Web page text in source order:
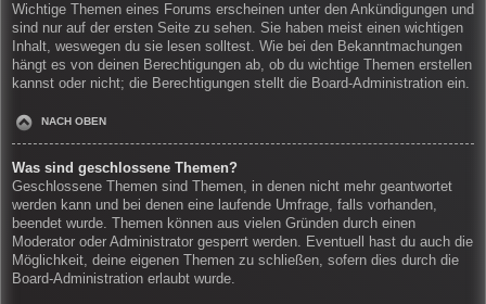
Wichtige Themen eines Forums erscheinen unter den Ankündigungen und
sind nur auf der ersten Seite zu sehen. Sie haben meist einen wichtigen
Inhalt, weswegen du sie lesen solltest. Wie bei den Bekanntmachungen
hängt es von deinen Berechtigungen ab, ob du wichtige Themen erstellen
kannst oder nicht; die Berechtigungen stellt die Board-Administration ein.
NACH OBEN
Was sind geschlossene Themen?
Geschlossene Themen sind Themen, in denen nicht mehr geantwortet
werden kann und bei denen eine laufende Umfrage, falls vorhanden,
beendet wurde. Themen können aus vielen Gründen durch einen
Moderator oder Administrator gesperrt werden. Eventuell hast du auch die
Möglichkeit, deine eigenen Themen zu schließen, sofern dies durch die
Board-Administration erlaubt wurde.